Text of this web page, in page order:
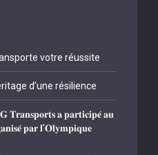
votre réussite
d’une résilience
𝐚 𝐩𝐚𝐫𝐭𝐢𝐜𝐢𝐩𝐞́ 𝐚𝐮
𝐩𝐚𝐫 𝐥’𝐎𝐥𝐲𝐦𝐩𝐢𝐪𝐮𝐞